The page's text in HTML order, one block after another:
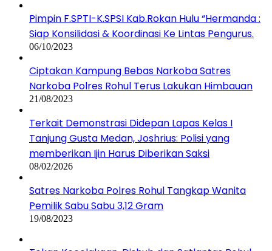
Pimpin F.SPTI-K.SPSI Kab.Rokan Hulu “Hermanda :
Siap Konsilidasi & Koordinasi Ke Lintas Pengurus.
06/10/2023
Ciptakan Kampung Bebas Narkoba Satres
Narkoba Polres Rohul Terus Lakukan Himbauan
21/08/2023
Terkait Demonstrasi Didepan Lapas Kelas I
Tanjung Gusta Medan, Joshrius: Polisi yang
memberikan Ijin Harus Diberikan Saksi
08/02/2026
Satres Narkoba Polres Rohul Tangkap Wanita
Pemilik Sabu Sabu 3,12 Gram
19/08/2023